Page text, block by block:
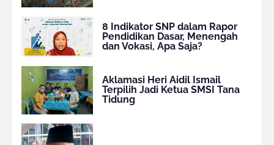
8 Indikator SNP dalam Rapor
Pendidikan Dasar, Menengah
dan Vokasi, Apa Saja?
Aklamasi Heri Aidil Ismail
Terpilih Jadi Ketua SMSI Tana
Tidung